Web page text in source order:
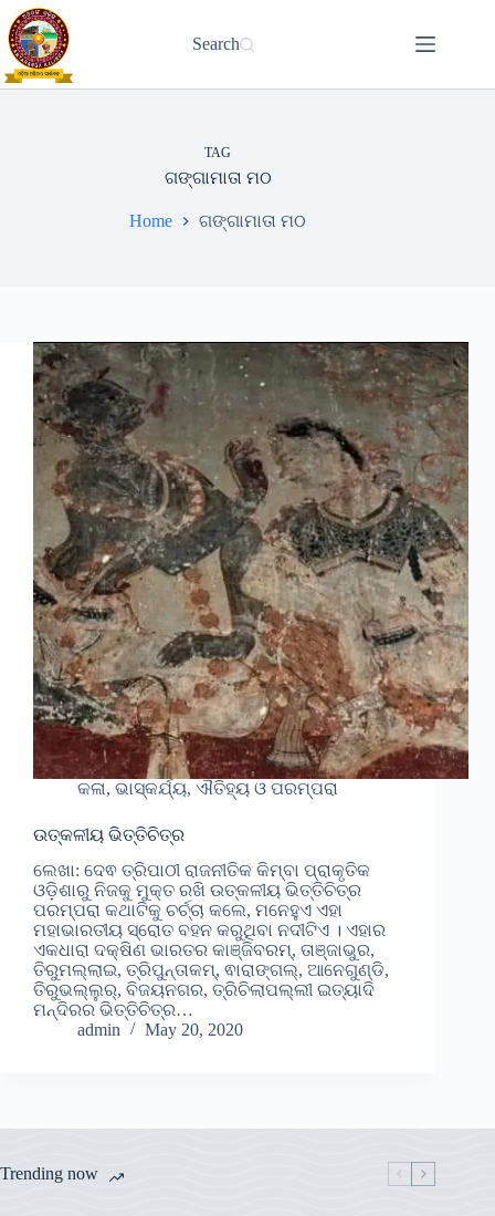
Skip
to
content
Search
TAG
ଗଙ୍ଗାମାତା ମଠ
Home ଗଙ୍ଗାମାତା ମଠ
କଳା, ଭାସ୍କର୍ଯ୍ୟ, ଐତିହ୍ୟ ଓ ପରମ୍ପରା
ଉତ୍କଳୀୟ ଭିତ୍ତିଚିତ୍ର
ଲେଖା: ଦେଵ ତ୍ରିପାଠୀ ରାଜନୀତିକ କିମ୍ବା ପ୍ରାକୃତିକ
ଓଡ଼ିଶାରୁ ନିଜକୁ ମୁକ୍ତ ରଖି ଉତ୍କଳୀୟ ଭିତ୍ତିଚିତ୍ର
ପରମ୍ପରା କଥାଟିକୁ ଚର୍ଚ୍ଚା କଲେ, ମନେହୁଏ ଏହା
ମହାଭାରତୀୟ ସ୍ରୋତ ବହନ କରୁଥିବା ନଦୀଟିଏ । ଏହାର
ଏକଧାରା ଦକ୍ଷିଣ ଭାରତର କାଞ୍ଜିବରମ୍, ତାଞ୍ଜାଭୁର,
ତିରୁମଲ୍ଲାଇ, ତ୍ରିପୁନ୍ତାକମ୍, ଵାରାଙ୍ଗଲ୍, ଆନେଗୁଣ୍ଡି,
ତିରୁଭଲ୍ଲୁର୍, ବିଜୟନଗର, ତ୍ରିଚିଲାପଲ୍ଲୀ ଇତ୍ୟାଦି
ମନ୍ଦିରର ଭିତ୍ତିଚିତ୍ର…
admin
May 20, 2020
Trending now